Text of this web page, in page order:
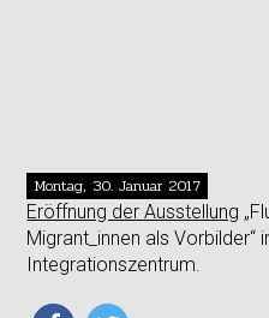
Montag, 30. Januar 2017
Eröffnung der Ausstellung
Migrant_innen als Vorbilder“
Integrationszentrum.